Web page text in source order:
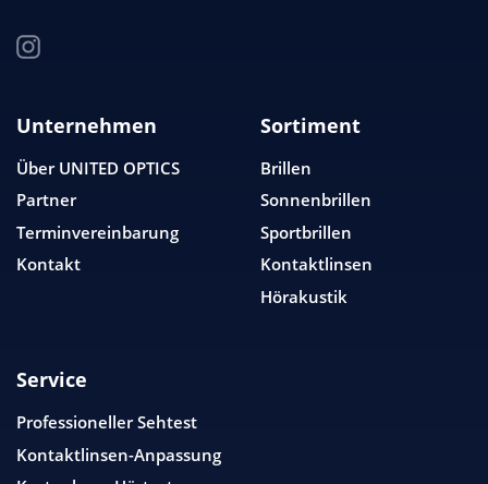
Unternehmen
Über UNITED OPTICS
Partner
Terminvereinbarung
Kontakt
Sortiment
Brillen
Sonnenbrillen
Sportbrillen
Kontaktlinsen
Hörakustik
Service
Professioneller Sehtest
Kontaktlinsen-Anpassung